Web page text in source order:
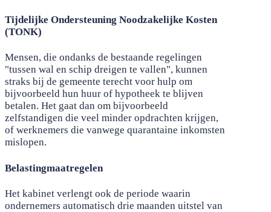
Tijdelijke Ondersteuning Noodzakelijke Kosten
(TONK)
Mensen, die ondanks de bestaande regelingen
"tussen wal en schip dreigen te vallen", kunnen
straks bij de gemeente terecht voor hulp om
bijvoorbeeld hun huur of hypotheek te blijven
betalen. Het gaat dan om bijvoorbeeld
zelfstandigen die veel minder opdrachten krijgen,
of werknemers die vanwege quarantaine inkomsten
mislopen.
Belastingmaatregelen
Het kabinet verlengt ook de periode waarin
ondernemers automatisch drie maanden uitstel van